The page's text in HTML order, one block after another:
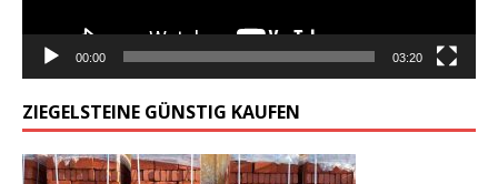
00:00 03:20
ZIEGELSTEINE GÜNSTIG KAUFEN